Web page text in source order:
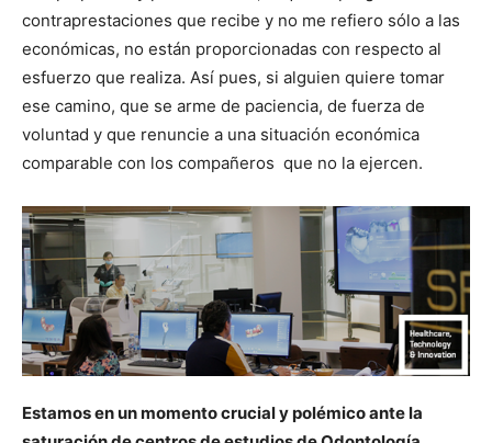
contraprestaciones que recibe y no me refiero sólo a las
económicas, no están proporcionadas con respecto al
esfuerzo que realiza. Así pues, si alguien quiere tomar
ese camino, que se arme de paciencia, de fuerza de
voluntad y que renuncie a una situación económica
comparable con los compañeros que no la ejercen.
Estamos en un momento crucial y polémico ante la